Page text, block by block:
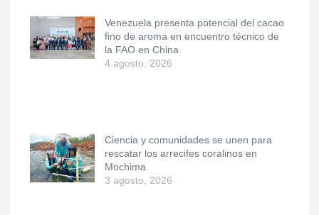
Venezuela presenta potencial del cacao
fino de aroma en encuentro técnico de
la FAO en China
4 agosto, 2026
Ciencia y comunidades se unen para
rescatar los arrecifes coralinos en
Mochima
3 agosto, 2026